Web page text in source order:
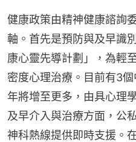
健康政策由精神健康諮詢
軸。首先是預防與及早識
康心靈先導計劃」，為輕
密度心理治療。目前有3
年將增至更多，由具心理
及早介入與治療方面，公
神科熱線提供即時支援。